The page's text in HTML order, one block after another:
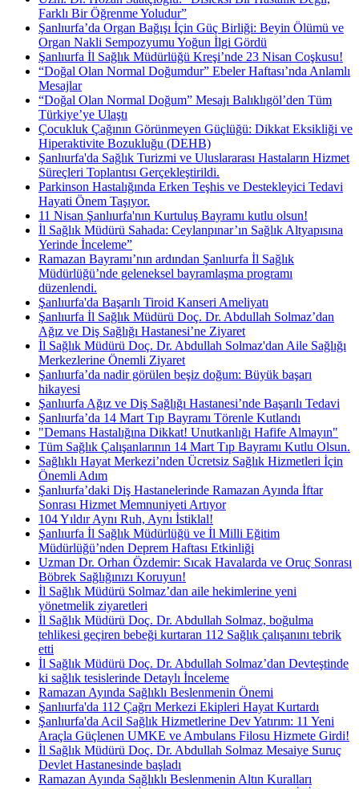
Farklı Bir Öğrenme Yoludur”
Şanlıurfa’da Organ Bağışı İçin Güç Birliği: Beyin Ölümü ve
Organ Nakli Sempozyumu Yoğun İlgi Gördü
Şanlıurfa İl Sağlık Müdürlüğü Kreşi’nde 23 Nisan Coşkusu!
“Doğal Olan Normal Doğumdur” Ebeler Haftası’nda Anlamlı
Mesajlar
“Doğal Olan Normal Doğum” Mesajı Balıklıgöl’den Tüm
Türkiye’ye Ulaştı
Çocukluk Çağının Görünmeyen Güçlüğü: Dikkat Eksikliği ve
Hiperaktivite Bozukluğu (DEHB)
Şanlıurfa'da Sağlık Turizmi ve Uluslararası Hastaların Hizmet
Süreçleri Toplantısı Gerçekleştirildi.
Parkinson Hastalığında Erken Teşhis ve Destekleyici Tedavi
Hayati Önem Taşıyor.
11 Nisan Şanlıurfa'nın Kurtuluş Bayramı kutlu olsun!
İl Sağlık Müdürü Sahada: Ceylanpınar’ın Sağlık Altyapısına
Yerinde İnceleme”
Ramazan Bayramı’nın ardından Şanlıurfa İl Sağlık
Müdürlüğü’nde geleneksel bayramlaşma programı
düzenlendi.
Şanlıurfa'da Başarılı Tiroid Kanseri Ameliyatı
Şanlıurfa İl Sağlık Müdürü Doç. Dr. Abdullah Solmaz’dan
Ağız ve Diş Sağlığı Hastanesi’ne Ziyaret
İl Sağlık Müdürü Doç. Dr. Abdullah Solmaz'dan Aile Sağlığı
Merkezlerine Önemli Ziyaret
Şanlıurfa’da nadir görülen beşiz doğum: Büyük başarı
hikayesi
Şanlıurfa Ağız ve Diş Sağlığı Hastanesi’nde Başarılı Tedavi
Şanlıurfa’da 14 Mart Tıp Bayramı Törenle Kutlandı
"Demans Hastalığına Dikkat! Unutkanlığı Hafife Almayın"
Tüm Sağlık Çalışanlarının 14 Mart Tıp Bayramı Kutlu Olsun.
Sağlıklı Hayat Merkezi’nden Ücretsiz Sağlık Hizmetleri İçin
Önemli Adım
Şanlıurfa’daki Diş Hastanelerinde Ramazan Ayında İftar
Sonrası Hizmet Memnuniyeti Artıyor
104 Yıldır Aynı Ruh, Aynı İstiklal!
Şanlıurfa İl Sağlık Müdürlüğü ve İl Milli Eğitim
Müdürlüğü’nden Deprem Haftası Etkinliği
Uzman Dr. Orhan Özdemir: Sıcak Havalarda ve Oruç Sonrası
Böbrek Sağlığınızı Koruyun!
İl Sağlık Müdürü Solmaz’dan aile hekimlerine yeni
yönetmelik ziyaretleri
İl Sağlık Müdürü Doç. Dr. Abdullah Solmaz, boğulma
tehlikesi geçiren bebeği kurtaran 112 Sağlık çalışanını tebrik
etti
İl Sağlık Müdürü Doç. Dr. Abdullah Solmaz’dan Devteştinde
ki sağlık tesislerinde Detaylı İnceleme
Ramazan Ayında Sağlıklı Beslenmenin Önemi
Şanlıurfa'da 112 Çağrı Merkezi Ekipleri Hayat Kurtardı
Şanlıurfa'da Acil Sağlık Hizmetlerine Dev Yatırım: 11 Yeni
Araçla Güçlenen UMKE ve Ambulans Filosu Hizmete Girdi!
İl Sağlık Müdürü Doç. Dr. Abdullah Solmaz Mesaiye Suruç
Devlet Hastanesinde başladı
Ramazan Ayında Sağlıklı Beslenmenin Altın Kuralları